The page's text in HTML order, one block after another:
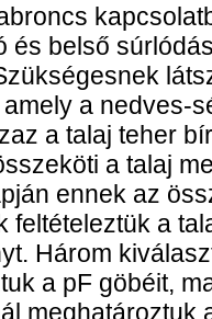
és belső
a nedves-
a talaj teher
a talaj
ennek az
feltételeztük a
Három
a pF göbéit,
meghatároztuk